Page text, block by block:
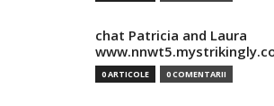
chat Patricia and Laura
0 ARTICOLE 0 COMENTARII